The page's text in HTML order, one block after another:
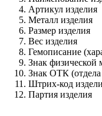
Артикул изделия
Металл изделия
Размер изделия
Вес изделия
Гемописание
Знак физической
Знак ОТК (отдела
Штрих-код
Партия изделия